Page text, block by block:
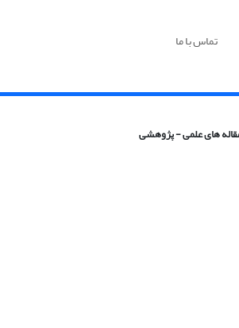
تماس با ما
های علمی - پژوهشی